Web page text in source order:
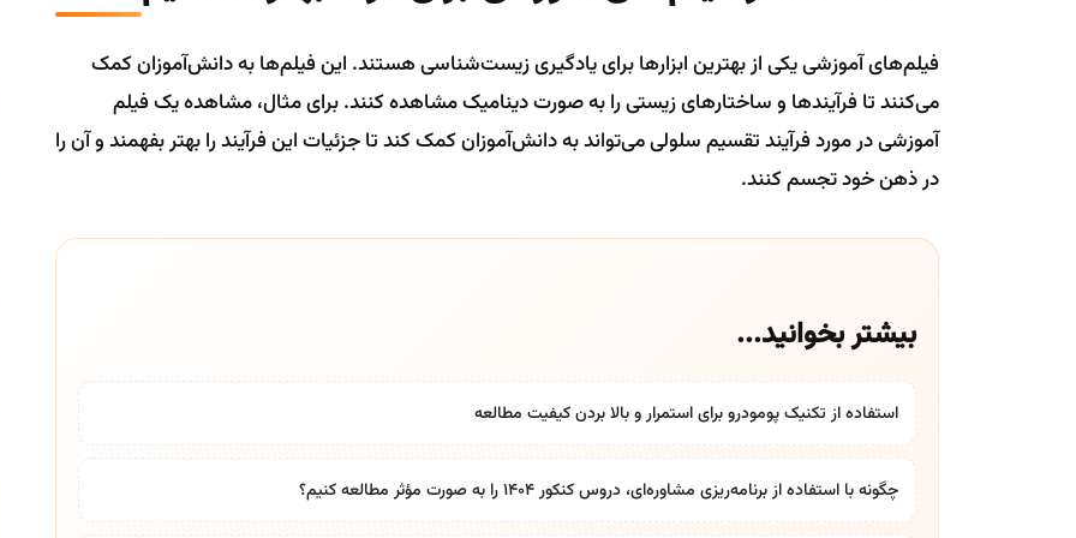
فیلم‌های آموزشی یکی از بهترین ابزارها برای یادگیری زیست‌شناسی هستند. این فیلم‌ها به دانش‌آموزان کمک
می‌کنند تا فرآیندها و ساختارهای زیستی را به صورت دینامیک مشاهده کنند. برای مثال، مشاهده یک فیلم
آموزشی در مورد فرآیند تقسیم سلولی می‌تواند به دانش‌آموزان کمک کند تا جزئیات این فرآیند را بهتر بفهمند و آن را
در ذهن خود تجسم کنند.
بیشتر بخوانید...
استفاده از تکنیک پومودرو برای استمرار و بالا بردن کیفیت مطالعه
چگونه با استفاده از برنامه‌ریزی مشاوره‌ای، دروس کنکور ۱۴۰۴ را به صورت مؤثر مطالعه کنیم؟